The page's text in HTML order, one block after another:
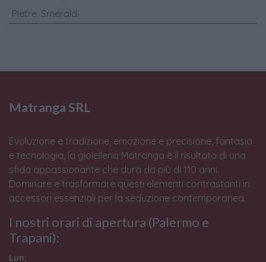
Pietre: Smeraldi
Matranga SRL
Evoluzione e tradizione, emozione e precisione, fantasia
e tecnologia, la gioielleria Matranga è il risultato di una
sfida appassionante che dura da più di 110 anni.
Dominare e trasformare questi elementi contrastanti in
accessori essenziali per la seduzione contemporanea.
I nostri orari di apertura (Palermo e
Trapani):
Lun: